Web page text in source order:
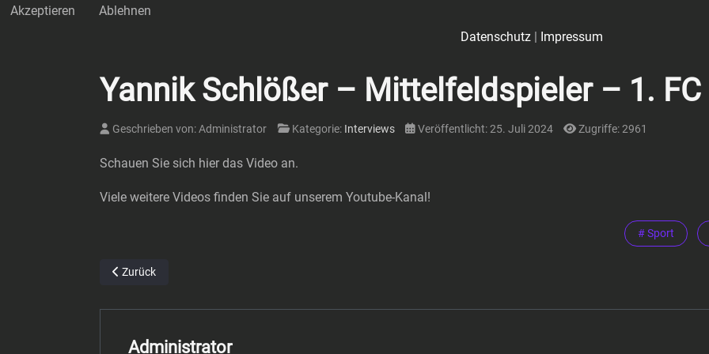
Yannik Schlößer – Mittelfeldspieler – 1. FC
Geschrieben von:Administrator Kategorie: Interviews Veröffentlicht: 25. Juli 2024 Zugriffe: 2961
Schauen Sie sich hier das Video an.
Viele weitere Videos finden Sie auf unserem Youtube-Kanal!
# Sport
Vorheriger Beitrag: Rafael Garcia – Mittelfeld Außenspieler – 1. FC Düren
Zurück
Administrator
Akzeptieren
Ablehnen
Datenschutz | Impressum